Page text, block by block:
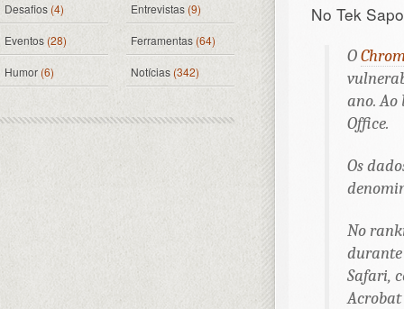
No Tek
O
ano. Ao
Office.
Os
No
durante
Safari,
Acrobat
Desafios(4) Entrevistas (9)
Eventos (28) Ferramentas (64)
Humor (6) Notícias (342)